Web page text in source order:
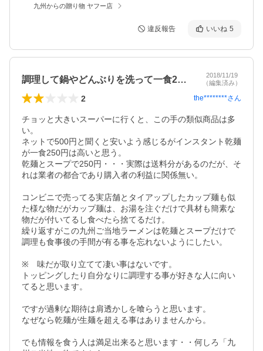
九州からの贈り物 ヤフー店
違反報告 いいね 5
調理して鍋やどんぶりを洗って一食250円
2018/11/19
（編集済み）
2 the********さん
チョッと大きいスーパーに行くと、この手の類似商品は多
い。
ネットで500円と聞くと安いよう感じるがインスタント乾麺
が一食250円は高いと思う。
乾麺とスープで250円・・・実際は送料分があるのだが、そ
れは業者の都合であり購入者の利益に関係無い。
コンビニで売ってる実店舗とタイアップしたカップ麺も似
た様な物だがカップ麺は、お湯を注ぐだけで具材も簡素な
物だが付いてるし食べたら捨てるだけ。
繰り返すがこの九州ご当地ラーメンは乾麺とスープだけで
調理も食事後の手間が有る事を忘れないようにしたい。
※　味だが取り立てて凄い事はないです。
トッピングしたり自分なりに調理する事が好きな人に向い
てると思います。
ですが過剰な期待は肩透かしを喰らうと思います。
なぜなら乾麺が生麺を超える事はありませんから。
でも情報を食う人は満足出来ると思います・・何しろ「九